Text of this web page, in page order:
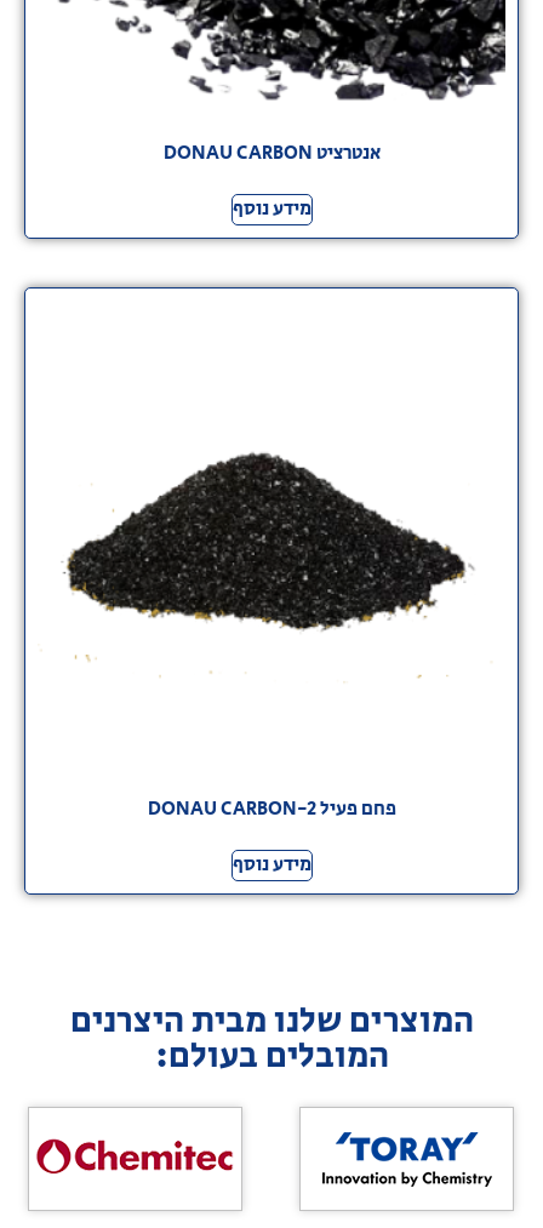
אנטרציט DONAU CARBON
מידע נוסף
פחם פעיל DONAU CARBON-2
מידע נוסף
המוצרים שלנו מבית היצרנים
המובלים בעולם: